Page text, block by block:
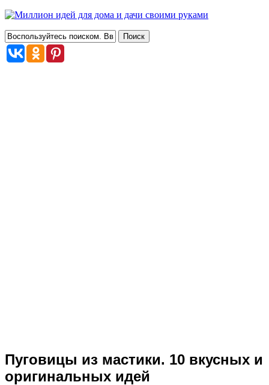
Пуговицы из мастики. 10 вкусных и
оригинальных идей